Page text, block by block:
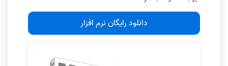
دانلود رایگان نرم افزار